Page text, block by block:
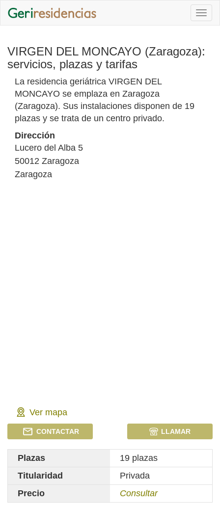
VIRGEN DEL MONCAYO (Zaragoza):
servicios, plazas y tarifas
La residencia geriátrica VIRGEN DEL
MONCAYO se emplaza en Zaragoza
(Zaragoza). Sus instalaciones disponen de 19
plazas y se trata de un centro privado.
Dirección
Lucero del Alba 5
50012 Zaragoza
Zaragoza
Ver mapa
CONTACTAR LLAMAR
Plazas
19 plazas
Titularidad
Privada
Precio
Consultar